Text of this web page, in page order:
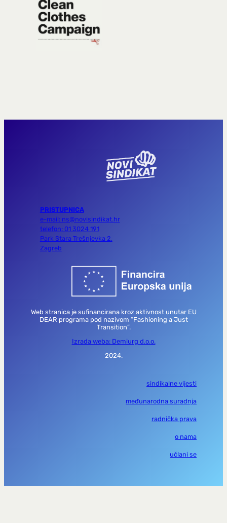
PRISTUPNICA
e-mail: ns@novisindikat.hr
telefon: 01 3024 191
Park Stara Trešnjevka 2,
Zagreb
Web stranica je sufinancirana kroz aktivnost unutar EU
DEAR programa pod nazivom “Fashioning a Just
Transition”.
Izrada weba: Demiurg d.o.o.
2024.
sindikalne vijesti
međunarodna suradnja
radnička prava
o nama
učlani se